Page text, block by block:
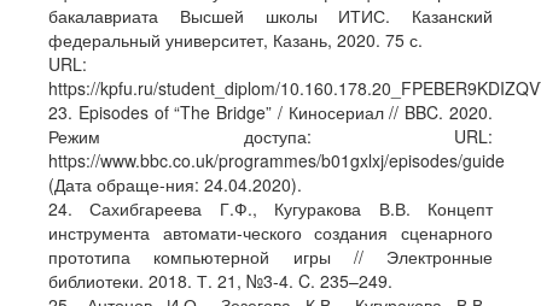
бакалавриата Высшей школы ИТИС. Казанский
федеральный университет, Казань, 2020. 75 с.
URL:
https://kpfu.ru/student_diplom/
23. Episodes of “The Bridge” / Киносериал // BBC. 2020.
Режим доступа: URL:
https://www.bbc.co.uk/programmes/b01gxlxj/episodes/guide
(Дата обраще-ния: 24.04.2020).
24. Сахибгареева Г.Ф., Кугуракова В.В. Концепт
инструмента автомати-ческого создания сценарного
прототипа компьютерной игры // Электронные
библиотеки. 2018. Т. 21, №3-4. C. 235–249.